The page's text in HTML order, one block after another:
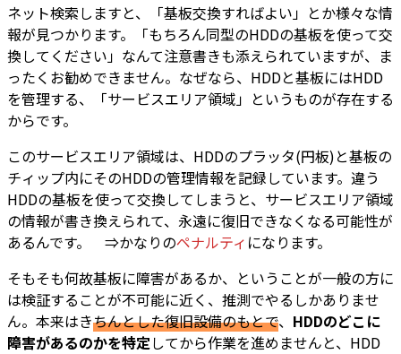
ネット検索しますと、「基板交換すればよい」とか様々な情
報が見つかります。「もちろん同型のHDDの基板を使って交
換してください」なんて注意書きも添えられていますが、ま
ったくお勧めできません。なぜなら、HDDと基板にはHDD
を管理する、「サービスエリア領域」というものが存在する
からです。
このサービスエリア領域は、HDDのプラッタ(円板)と基板の
チィップ内にそのHDDの管理情報を記録しています。違う
HDDの基板を使って交換してしまうと、サービスエリア領域
の情報が書き換えられて、永遠に復旧できなくなる可能性が
あるんです。 ⇒かなりのペナルティ になります。
そもそも何故基板に障害があるか、ということが一般の方に
は検証することが不可能に近く、推測でやるしかありませ
ん。本来はきちんとした復旧設備のもとで、 HDDのどこに
障害があるのかを特定してから作業を進めませんと、HDD